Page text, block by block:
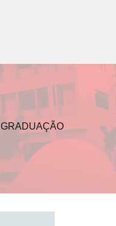
GRADUAÇÃO